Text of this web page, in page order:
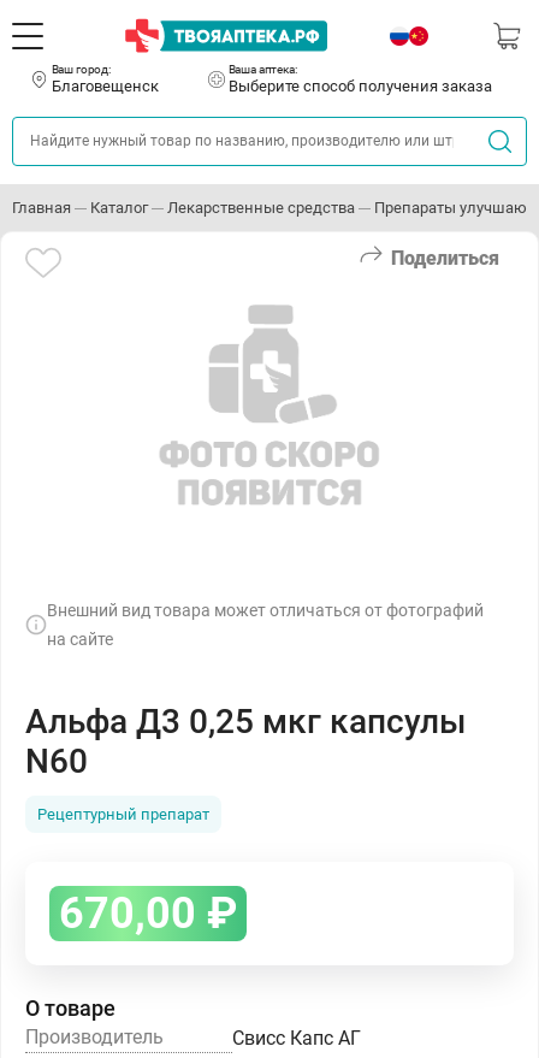
Ваш город:
Благовещенск
Ваша аптека:
Выберите способ получения заказа
Главная Каталог Лекарственные средства Препараты
Поделиться
Внешний вид товара может отличаться от фотографий
на сайте
Альфа Д3 0,25 мкг капсулы
N60
Рецептурный препарат
670,00 ₽
О товаре
Производитель
Свисс Капс АГ